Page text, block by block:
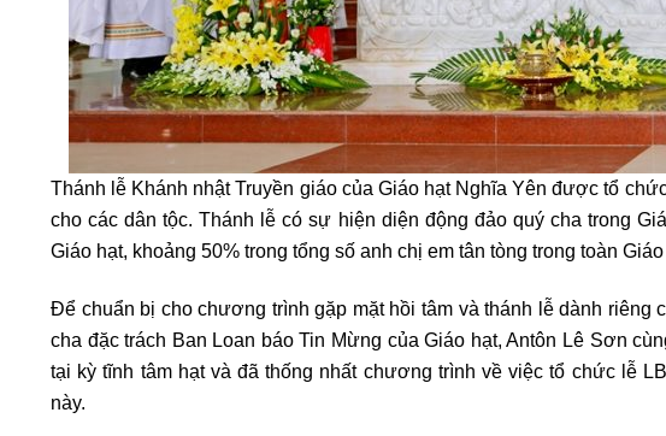
Thánh lễ Khánh nhật Truyền giáo của Giáo hạt Nghĩa Yên được tổ
cho các dân tộc. Thánh lễ có sự hiện diện động đảo quý cha trong
Giáo hạt, khoảng 50% trong tổng số anh chị em tân tòng trong toàn
Để chuẩn bị cho chương trình gặp mặt hồi tâm và thánh lễ dành riêng
cha đặc trách Ban Loan báo Tin Mừng của Giáo hạt, Antôn Lê Sơn
tại kỳ tĩnh tâm hạt và đã thống nhất chương trình về việc tổ chức lễ
này.